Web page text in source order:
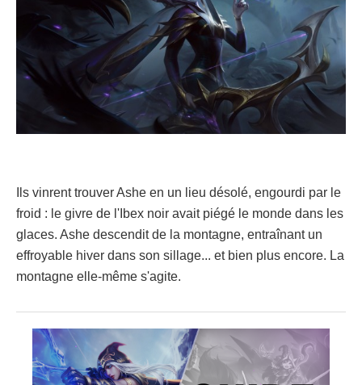
Ils vinrent trouver Ashe en un lieu désolé, engourdi par le
froid : le givre de l'Ibex noir avait piégé le monde dans les
glaces. Ashe descendit de la montagne, entraînant un
effroyable hiver dans son sillage... et bien plus encore. La
montagne elle-même s'agite.